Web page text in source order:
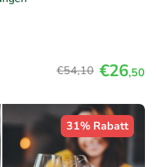
€54,10 €26,50
31% Rabatt